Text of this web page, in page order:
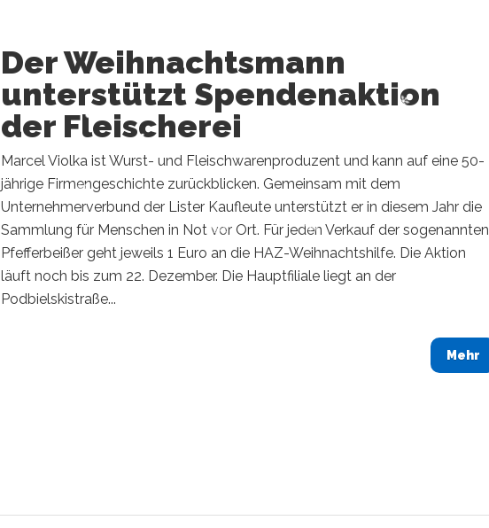
Der Weihnachtsmann
unterstützt Spendenaktion
der Fleischerei
Marcel ​Violka ist Wurst- und Fleischwarenproduzent und kann auf eine 50-
jährige Firmengeschichte zurückblicken. Gemeinsam mit dem
Unternehmerverbund der Lister Kaufleute unterstützt er in diesem Jahr die
Sammlung für Menschen in Not vor Ort. Für jeden Verkauf der sogenannten
Pfefferbeißer geht jeweils 1 Euro an die HAZ-Weihnachtshilfe. Die Aktion
läuft noch bis zum 22. Dezember. Die Hauptfiliale liegt an der
Podbielskistraße...
Mehr